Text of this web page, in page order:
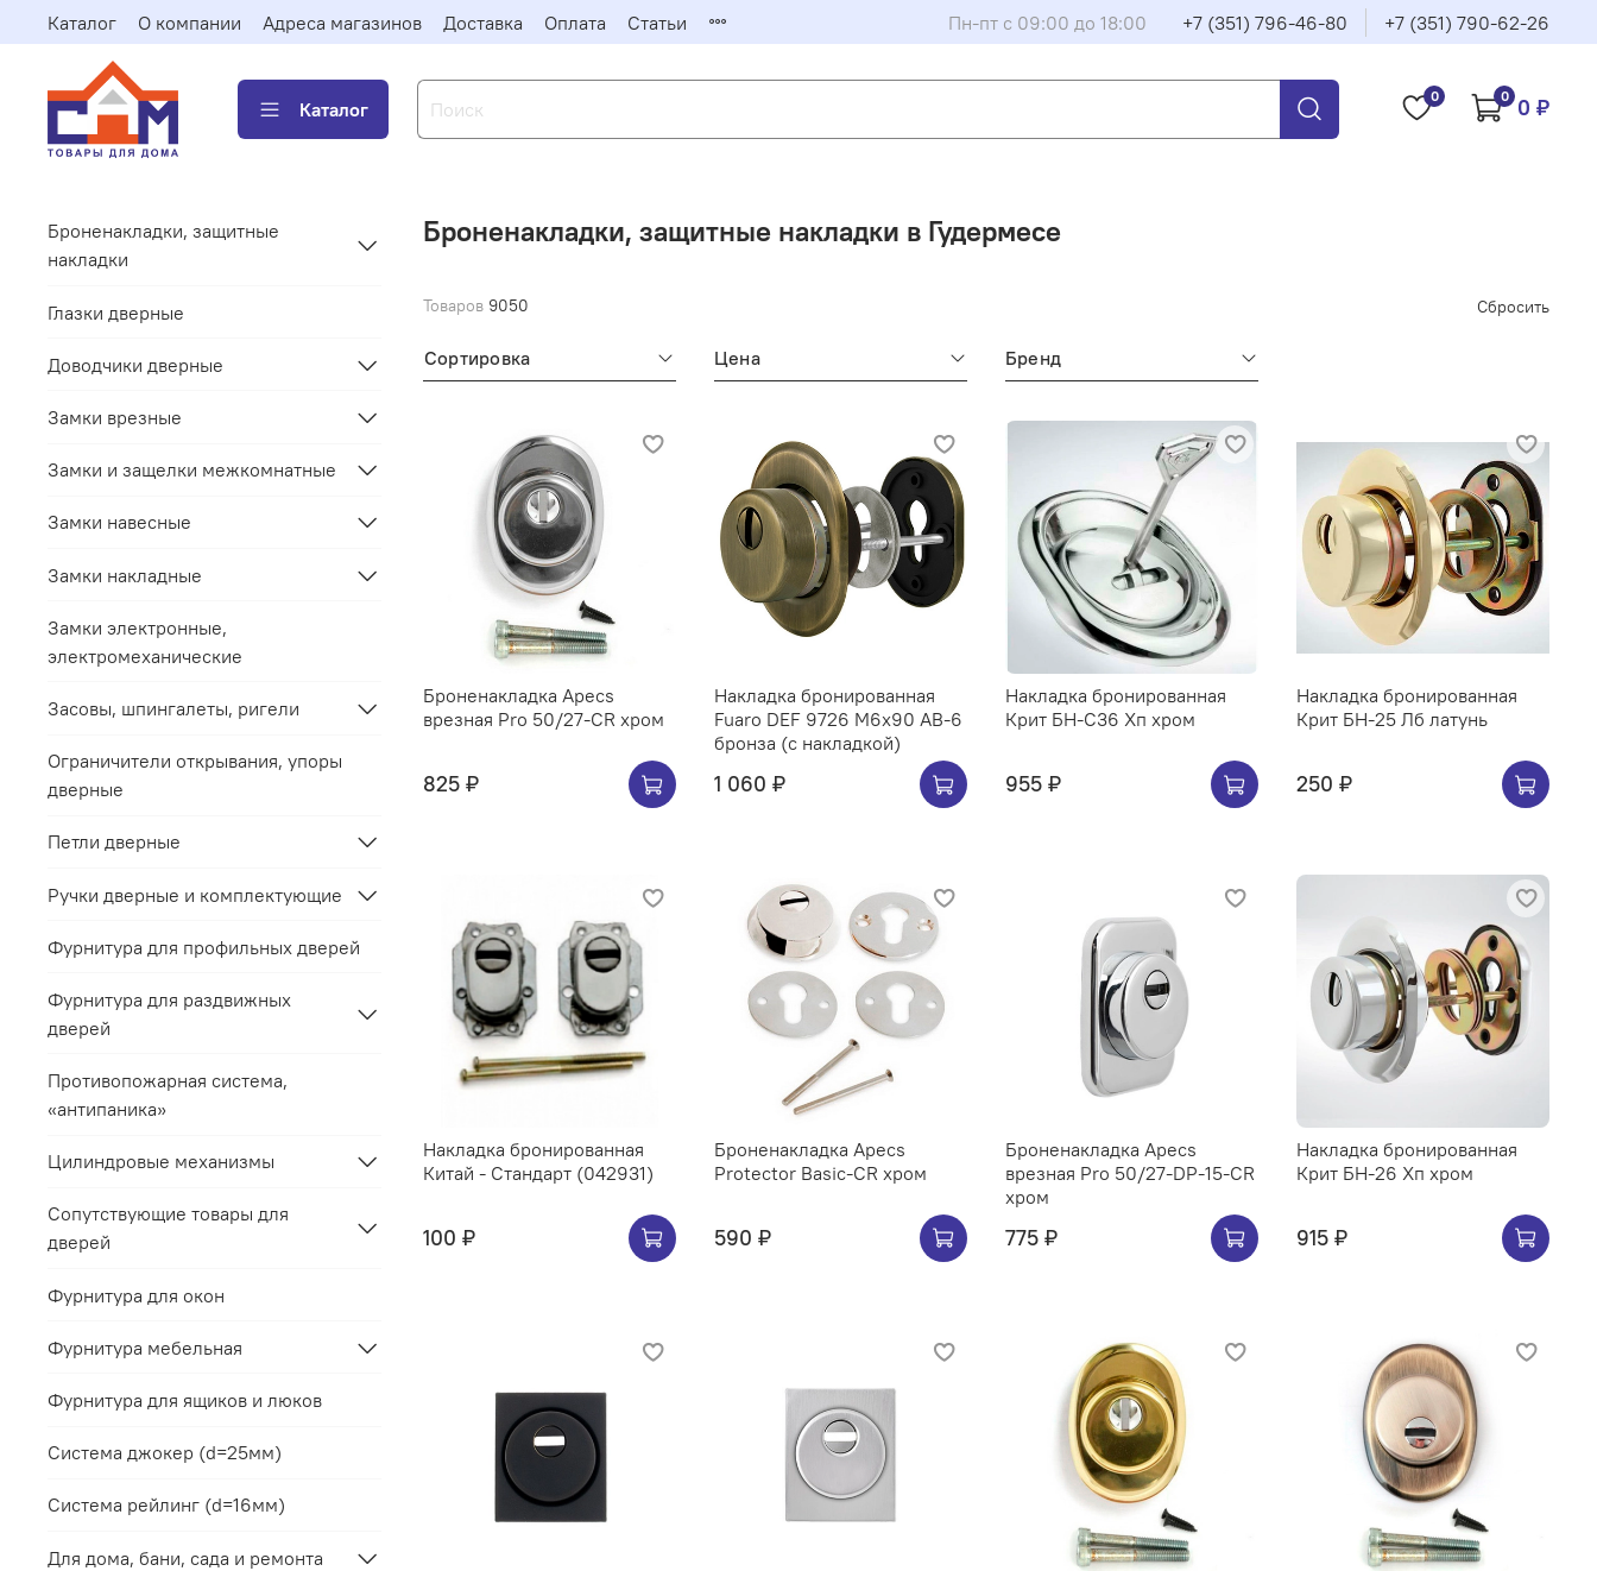
Каталог О компании Адреса магазинов Доставка Оплата Статьи Пн-пт с 09:00 до 18:00 +7 (351) 796-46-80 +7 (351) 790-62-26
Каталог
0 0 0 ₽
Броненакладки, защитные накладки в Гудермесе
Товаров 9050 Сбросить
Сортировка Цена Бренд
Броненакладка Apecs
врезная Pro 50/27-CR хром
825 ₽
Накладка бронированная
Fuaro DEF 9726 M6x90 AB-6
бронза (с накладкой)
1 060 ₽
Накладка бронированная
Крит БН-С36 Хп хром
955 ₽
Накладка бронированная
Крит БН-25 Лб латунь
250 ₽
Накладка бронированная
Китай - Стандарт (042931)
100 ₽
Броненакладка Apecs
Protector Basic-CR хром
590 ₽
Броненакладка Apecs
врезная Pro 50/27-DP-15-CR
хром
775 ₽
Накладка бронированная
Крит БН-26 Хп хром
915 ₽
Броненакладки, защитные
накладки
Глазки дверные
Доводчики дверные
Замки врезные
Замки и защелки межкомнатные
Замки навесные
Замки накладные
Замки электронные,
электромеханические
Засовы, шпингалеты, ригели
Ограничители открывания, упоры
дверные
Петли дверные
Ручки дверные и комплектующие
Фурнитура для профильных дверей
Фурнитура для раздвижных
дверей
Противопожарная система,
«антипаника»
Цилиндровые механизмы
Сопутствующие товары для
дверей
Фурнитура для окон
Фурнитура мебельная
Фурнитура для ящиков и люков
Система джокер (d=25мм)
Система рейлинг (d=16мм)
Для дома, бани, сада и ремонта